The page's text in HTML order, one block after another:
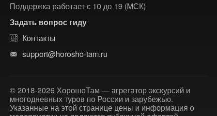
Поддержка работает с 10 до 19 (МСК)
Задать вопрос гиду
Контакты
support@horosho-tam.ru
© 2018-2026 ХорошоТам — агрегатор экскурсий и
многодневных туров по России и зарубежью.
Указанные на этой странице цены и информация о